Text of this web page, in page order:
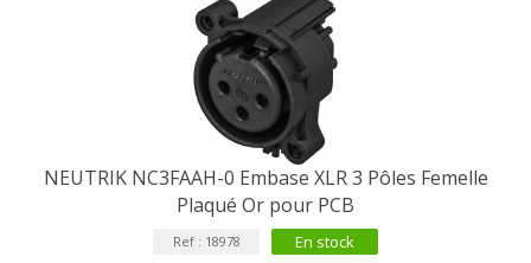
NEUTRIK NC3FAAH-0 Embase XLR 3 Pôles Femelle
Plaqué Or pour PCB
Ref : 18978 En stock